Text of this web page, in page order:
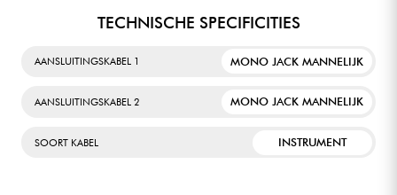
TECHNISCHE SPECIFICITIES
AANSLUITINGSKABEL 1 MONO JACK MANNELIJK
AANSLUITINGSKABEL 2 MONO JACK MANNELIJK
SOORT KABEL INSTRUMENT